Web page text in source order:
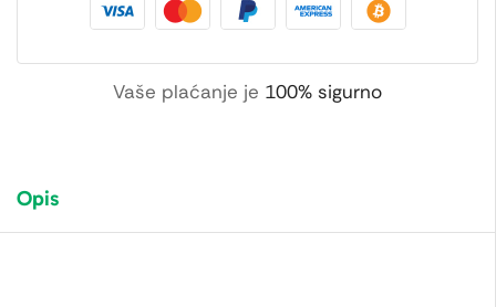
Vaše plaćanje je 100% sigurno
Opis